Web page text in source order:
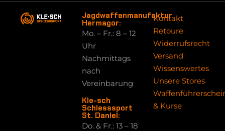
Jagdwaffenmanufaktur
Hermagor:
Mo. – Fr.: 8 – 12
Uhr
Nachmittags
nach
Vereinbarung
Kle-sch
Schiesssport
St. Daniel:
Do. & Fr.: 13 – 18
Kontakt
Retoure
Widerrufsrecht
Versand
Wissenswertes
Unsere Stores
& Kurse